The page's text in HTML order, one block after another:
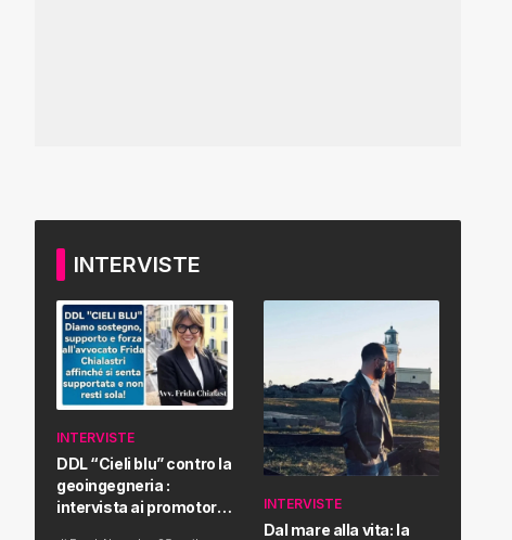
INTERVISTE
INTERVISTE
DDL “Cieli blu” contro la
geoingegneria :
intervista ai promotori
INTERVISTE
Dal mare alla vita: la